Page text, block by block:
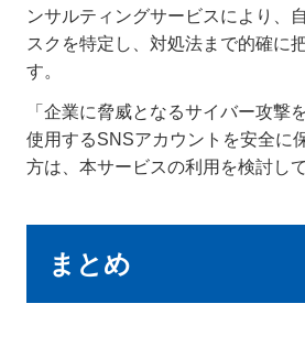
ンサルティングサービスにより、
スクを特定し、対処法まで的確に
す。
「企業に脅威となるサイバー攻撃
使用するSNSアカウントを安全に
方は、本サービスの利用を検討し
まとめ